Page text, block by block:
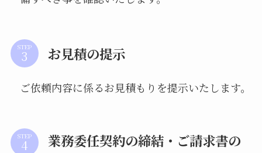
STEP お見積の提示
ご依頼内容に係るお見積もりを提示いたします。
STEP
業務委任契約の締結・ご請求書の